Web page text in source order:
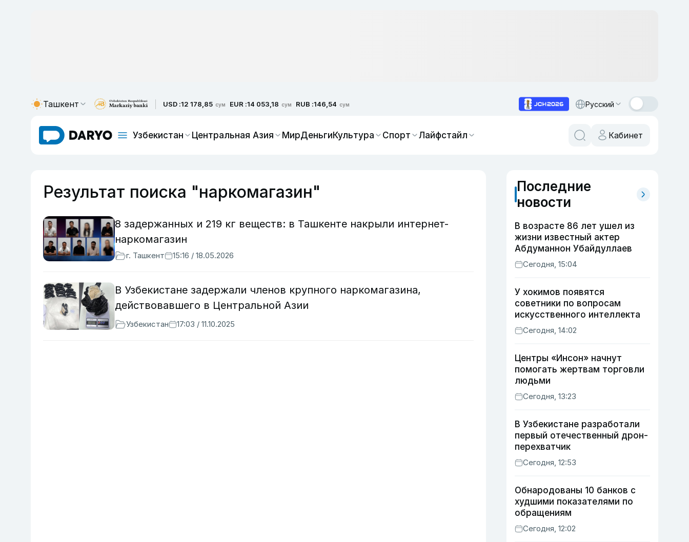
Ташкент USD :12 178,85 сум EUR :14 053,18 сум RUB :146,54 сум Русский
Узбекистан Центральная Азия МирДеньгиКультура Спорт Лайфстайл Кабинет
Результат поиска "наркомагазин"
8 задержанных и 219 кг веществ: в Ташкенте накрыли интернет-
наркомагазин
г. Ташкент 15:16 / 18.05.2026
В Узбекистане задержали членов крупного наркомагазина,
действовавшего в Центральной Азии
Узбекистан 17:03 / 11.10.2025
Последние
новости
В возрасте 86 лет ушел из
жизни известный актер
Абдуманнон Убайдуллаев
Сегодня, 15:04
У хокимов появятся
советники по вопросам
искусственного интеллекта
Сегодня, 14:02
Центры «Инсон» начнут
помогать жертвам торговли
людьми
Сегодня, 13:23
В Узбекистане разработали
первый отечественный дрон-
перехватчик
Сегодня, 12:53
Обнародованы 10 банков с
худшими показателями по
обращениям
Сегодня, 12:02